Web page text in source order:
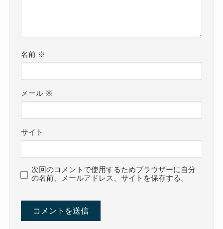
名前 ※
メール ※
サイト
次回のコメントで使用するためブラウザーに自分
の名前、メールアドレス、サイトを保存する。